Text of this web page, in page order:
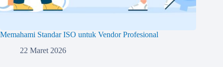
Memahami Standar ISO untuk Vendor Profesional
22 Maret 2026